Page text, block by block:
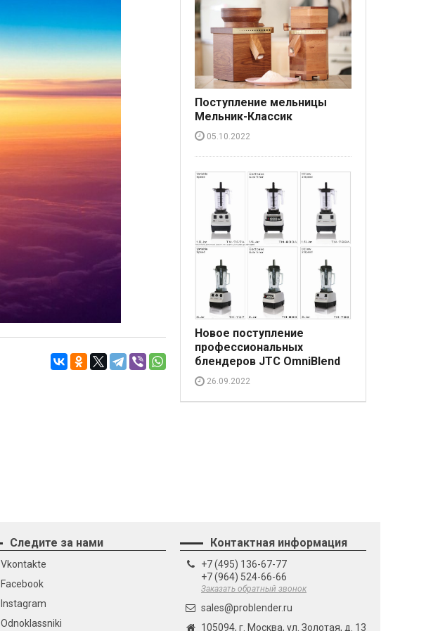
Поступление мельницы
Мельник-Классик
05.10.2022
Новое поступление
профессиональных
блендеров JTC OmniBlend
26.09.2022
Следите за нами
Vkontakte
Facebook
Instagram
Odnoklassniki
Контактная информация
+7 (495) 136-67-77
+7 (964) 524-66-66
Заказать обратный звонок
sales@problender.ru
105094, г. Москва, ул. Золотая, д. 13